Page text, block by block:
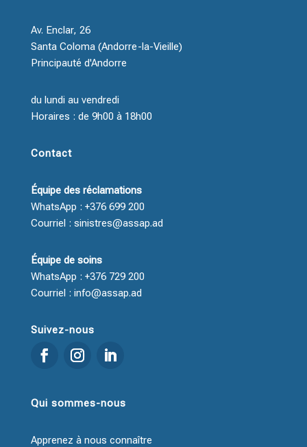
Av. Enclar, 26
Santa Coloma (Andorre-la-Vieille)
Principauté d'Andorre
du lundi au vendredi
Horaires : de 9h00 à 18h00
Contact
Équipe des réclamations
WhatsApp : +376 699 200
Courriel : sinistres@assap.ad
Équipe de soins
WhatsApp : +376 729 200
Courriel : info@assap.ad
Suivez-nous
Qui sommes-nous
Apprenez à nous connaître